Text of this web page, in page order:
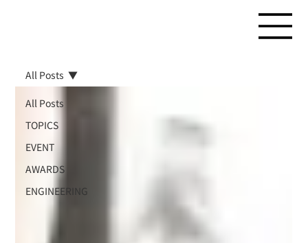
All Posts
TOPICS
EVENT
AWARDS
ENGINEERING
All Posts